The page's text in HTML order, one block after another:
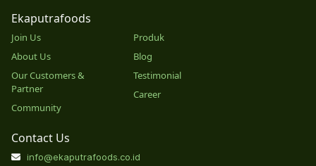
Ekaputrafoods
Join Us
About Us
Our Customers &
Partner
Community
Produk
Blog
Testimonial
Career
Contact Us
info@ekaputrafoods.co.id